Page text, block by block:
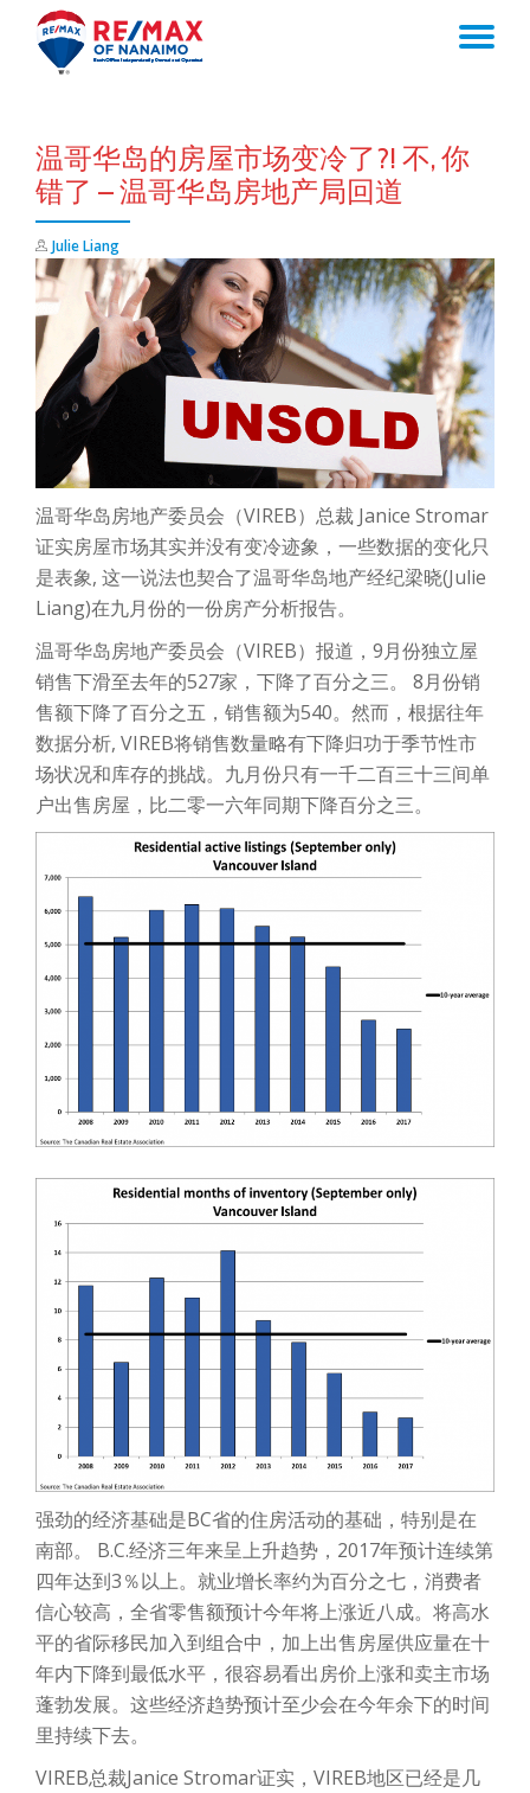
温哥华岛的房屋市场变冷了?! 不, 你
错了 – 温哥华岛房地产局回道
Julie Liang
温哥华岛房地产委员会（VIREB）总裁 Janice Stromar
证实房屋市场其实并没有变冷迹象，一些数据的变化只
是表象, 这一说法也契合了温哥华岛地产经纪梁晓(Julie
Liang)在九月份的一份房产分析报告。
温哥华岛房地产委员会（VIREB）报道，9月份独立屋
销售下滑至去年的527家，下降了百分之三。 8月份销
售额下降了百分之五，销售额为540。然而，根据往年
数据分析, VIREB将销售数量略有下降归功于季节性市
场状况和库存的挑战。九月份只有一千二百三十三间单
户出售房屋，比二零一六年同期下降百分之三。
强劲的经济基础是BC省的住房活动的基础，特别是在
南部。 B.C.经济三年来呈上升趋势，2017年预计连续第
四年达到3％以上。就业增长率约为百分之七，消费者
信心较高，全省零售额预计今年将上涨近八成。将高水
平的省际移民加入到组合中，加上出售房屋供应量在十
年内下降到最低水平，很容易看出房价上涨和卖主市场
蓬勃发展。这些经济趋势预计至少会在今年余下的时间
里持续下去。
VIREB总裁Janice Stromar证实，VIREB地区已经是几